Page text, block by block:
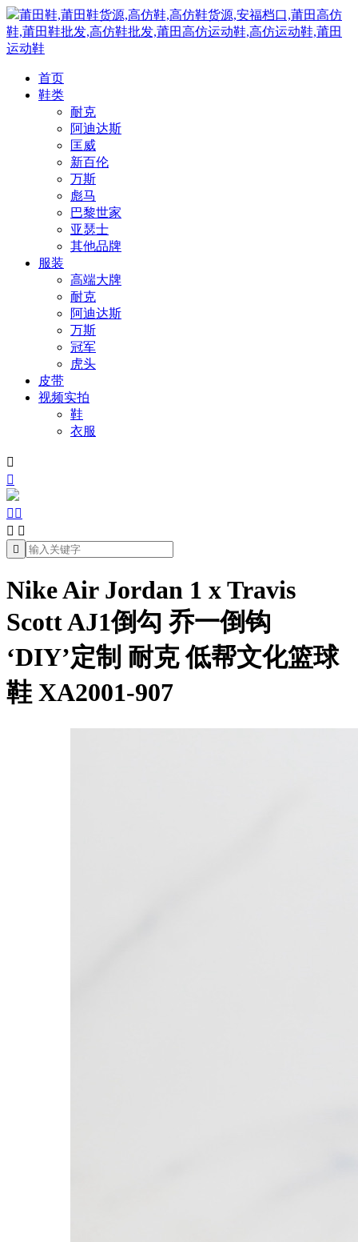
莆田鞋,莆田鞋货源,高仿鞋,高仿鞋货源,安福档口,莆田高仿
鞋,莆田鞋批发,高仿鞋批发,莆田高仿运动鞋,高仿运动鞋,莆田
运动鞋
首页
鞋类
耐克
阿迪达斯
匡威
新百伦
万斯
彪马
巴黎世家
亚瑟士
其他品牌
服装
高端大牌
耐克
阿迪达斯
万斯
冠军
虎头
皮带
视频实拍
鞋
衣服


 
 

Nike Air Jordan 1 x Travis
Scott AJ1倒勾 乔一倒钩
‘DIY’定制 耐克 低帮文化篮球
鞋 XA2001-907